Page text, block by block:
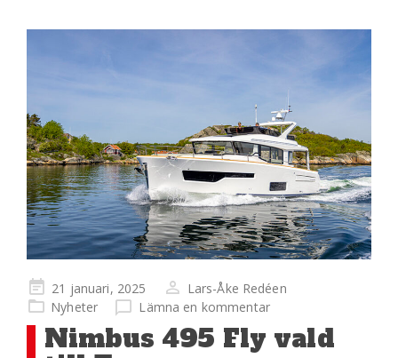
Publicerad
på
21 januari, 2025
Lars-Åke Redéen
Nyheter
Lämna en kommentar
Nimbus 495 Fly vald